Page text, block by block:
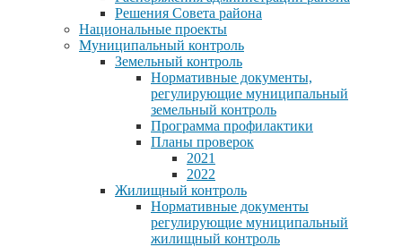
Решения Совета района
Национальные проекты
Муниципальный контроль
Земельный контроль
Нормативные документы,
регулирующие муниципальный
земельный контроль
Программа профилактики
Планы проверок
2021
2022
Жилищный контроль
Нормативные документы
регулирующие муниципальный
жилищный контроль